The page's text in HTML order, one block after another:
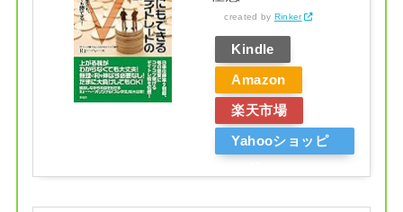
created by Rinker
Kindle
Amazon
楽天市場
Yahooショッピ